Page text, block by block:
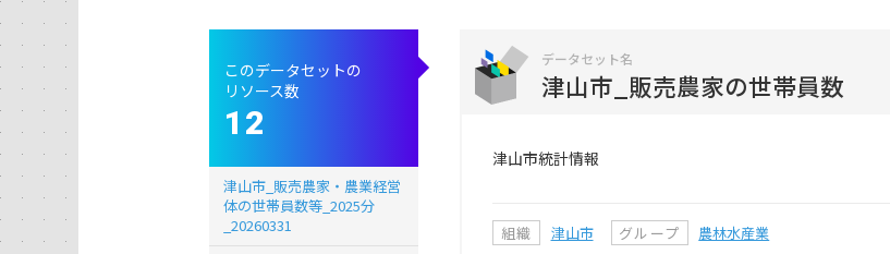
データセット名
津山市_販売農家の世帯員数
津山市統計情報
組織 津山市 グループ 農林水産業
このデータセットの
リソース数
12
津山市_販売農家・農業経営
体の世帯員数等_2025分
_20260331